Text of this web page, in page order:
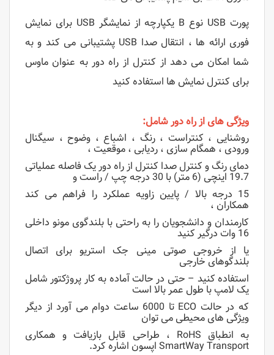
پورت USB نوع B یکپارچه از نمایشگر USB برای نمایش
فوری ارائه ها ، انتقال صدا USB پشتیبانی می کند و به
شما امکان می دهد از کنترل از راه دور به عنوان ماوس
برای کنترل نمایش ها استفاده کنید
ویژگی های از راه دور شامل:
روشنایی ، کنتراست ، رنگ ، اشباع ، وضوح ، سیگنال
ورودی ، همگام سازی ، ردیابی ، موقعیت ،
دمای رنگ و کنترل صدا کنترل از راه دور یک فاصله عملیاتی
19.7 اینچی (6 متر) با 30 درجه چپ / راست و
15 درجه بالا / پایین زاویه عملکرد را فراهم می کند
همکاران ،
کارمندان و دانشجویان را به راحتی با بلندگوی مونو داخلی
16 وات درگیر کنید
یا از خروجی صوتی مینی جک استریو برای اتصال
بلندگوهای خارجی
استفاده کنید – حتی در حالت آماده به کار پروژکتور شامل
یک لامپ با طول عمر بالا است
که در حالت ECO تا 6000 ساعت دوام می آورد از دیگر
ویژگی های محیطی می توان
به انطباق RoHS ، طراحی قابل بازیافت و همکاری
SmartWay Transport اپسون اشاره کرد.